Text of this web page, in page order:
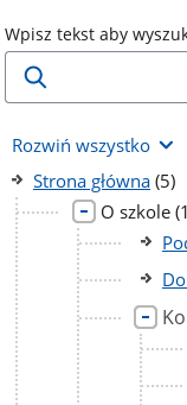
Wpisz tekst aby
Rozwiń wszystko
Strona główna (5)
O szkole